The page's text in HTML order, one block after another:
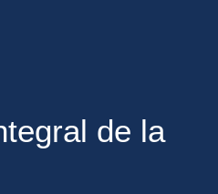
de la